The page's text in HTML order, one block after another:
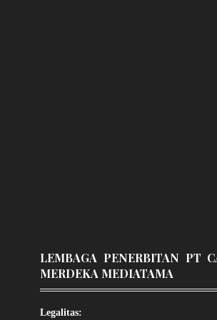
LEMBAGA PENERBITAN PT
MERDEKA MEDIATAMA
Legalitas: